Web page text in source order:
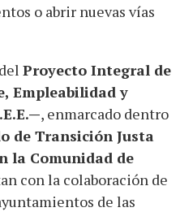
o abrir nuevas vías
Proyecto Integral de
Empleabilidad y
, enmarcado dentro
de Transición Justa
la Comunidad de
con la colaboración de
de las